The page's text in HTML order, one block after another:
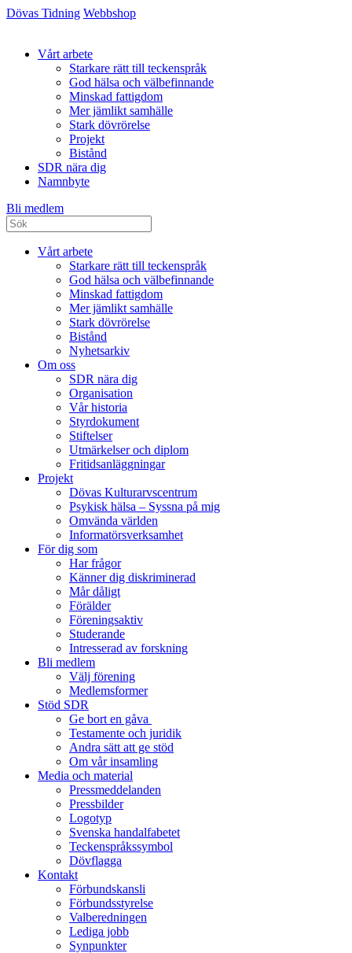
Dövas Tidning Webbshop
Vårt arbete
Starkare rätt till teckenspråk
God hälsa och välbefinnande
Minskad fattigdom
Mer jämlikt samhälle
Stark dövrörelse
Projekt
Bistånd
SDR nära dig
Namnbyte
Bli medlem
Vårt arbete
Starkare rätt till teckenspråk
God hälsa och välbefinnande
Minskad fattigdom
Mer jämlikt samhälle
Stark dövrörelse
Bistånd
Nyhetsarkiv
Om oss
SDR nära dig
Organisation
Vår historia
Styrdokument
Stiftelser
Utmärkelser och diplom
Fritidsanläggningar
Projekt
Dövas Kulturarvscentrum
Psykisk hälsa – Syssna på mig
Omvända världen
Informatörsverksamhet
För dig som
Har frågor
Känner dig diskriminerad
Mår dåligt
Förälder
Föreningsaktiv
Studerande
Intresserad av forskning
Bli medlem
Välj förening
Medlemsformer
Stöd SDR
Ge bort en gåva
Testamente och juridik
Andra sätt att ge stöd
Om vår insamling
Media och material
Pressmeddelanden
Pressbilder
Logotyp
Svenska handalfabetet
Teckenspråkssymbol
Dövflagga
Kontakt
Förbundskansli
Förbundsstyrelse
Valberedningen
Lediga jobb
Synpunkter